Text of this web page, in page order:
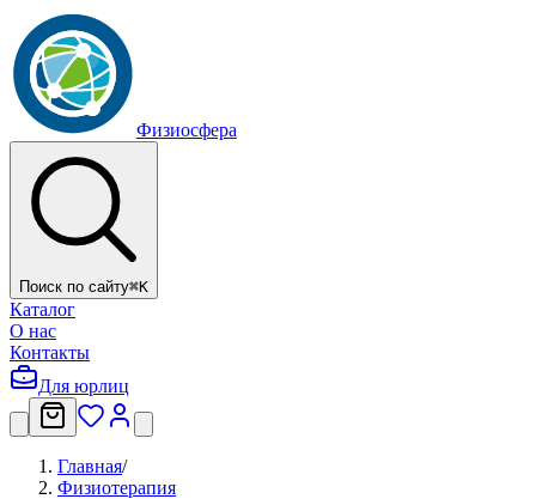
Физиосфера
Поиск по сайту⌘K
Каталог
О нас
Контакты
Для юрлиц
Главная/
Физиотерапия